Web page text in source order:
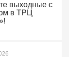
выходные с
в ТРЦ